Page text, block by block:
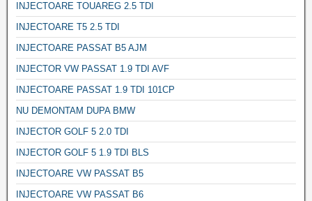
INJECTOARE TOUAREG 2.5 TDI
INJECTOARE T5 2.5 TDI
INJECTOARE PASSAT B5 AJM
INJECTOR VW PASSAT 1.9 TDI AVF
INJECTOARE PASSAT 1.9 TDI 101CP
NU DEMONTAM DUPA BMW
INJECTOR GOLF 5 2.0 TDI
INJECTOR GOLF 5 1.9 TDI BLS
INJECTOARE VW PASSAT B5
INJECTOARE VW PASSAT B6